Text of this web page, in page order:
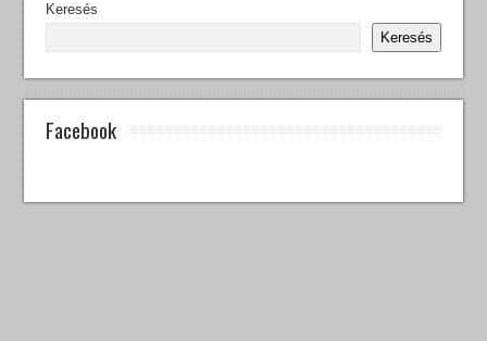
Keresés
Keresés
Facebook